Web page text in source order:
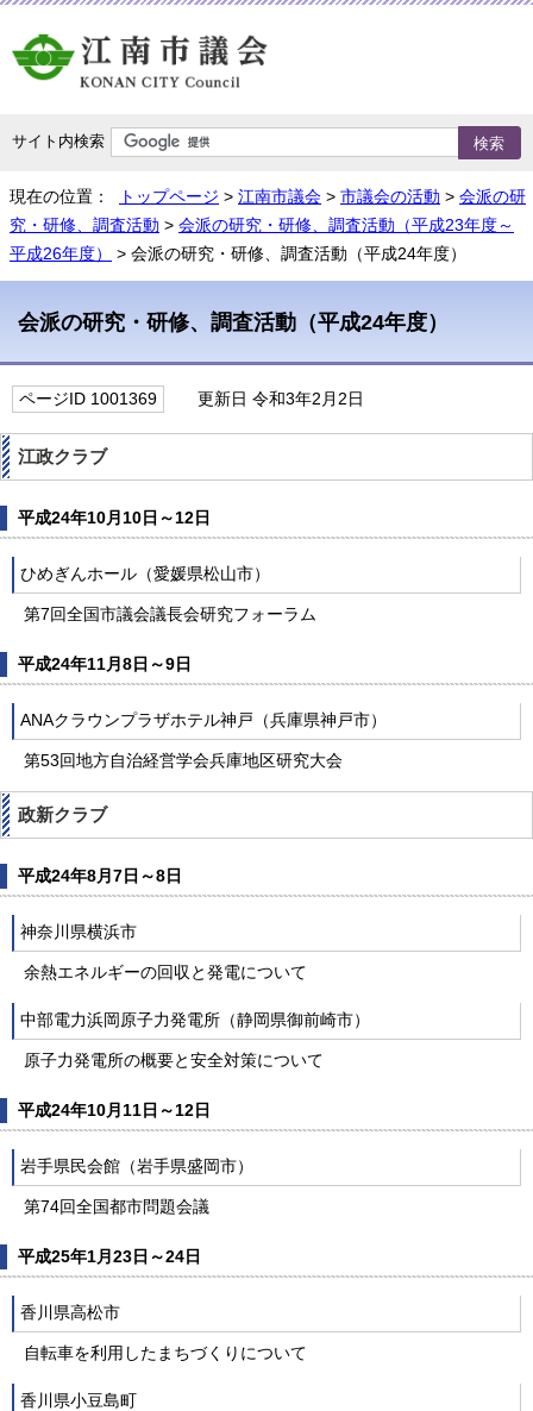
サイト内検索
現在の位置： トップページ > 江南市議会 > 市議会の活動 > 会派の研
究・研修、調査活動 > 会派の研究・研修、調査活動（平成23年度～
平成26年度）
> 会派の研究・研修、調査活動（平成24年度）
会派の研究・研修、調査活動（平成24年度）
ページID 1001369 更新日 令和3年2月2日
江政クラブ
平成24年10月10日～12日
ひめぎんホール（愛媛県松山市）
第7回全国市議会議長会研究フォーラム
平成24年11月8日～9日
ANAクラウンプラザホテル神戸（兵庫県神戸市）
第53回地方自治経営学会兵庫地区研究大会
政新クラブ
平成24年8月7日～8日
神奈川県横浜市
余熱エネルギーの回収と発電について
中部電力浜岡原子力発電所（静岡県御前崎市）
原子力発電所の概要と安全対策について
平成24年10月11日～12日
岩手県民会館（岩手県盛岡市）
第74回全国都市問題会議
平成25年1月23日～24日
香川県高松市
自転車を利用したまちづくりについて
香川県小豆島町